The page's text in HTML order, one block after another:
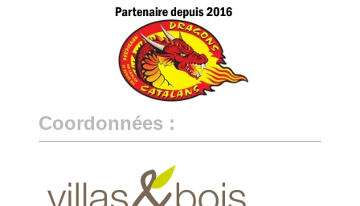
Coordonnées :